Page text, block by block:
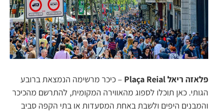
פלאזה ריאל Plaça Reial
– כיכר מרשימה הנמצאת ברובע
הגותי. כאן תוכלו לספוג מהאווירה המקומית, להתרשם מהכיכר
והמבנים היפים ולשבת באחת המסעדות או בתי הקפה סביב